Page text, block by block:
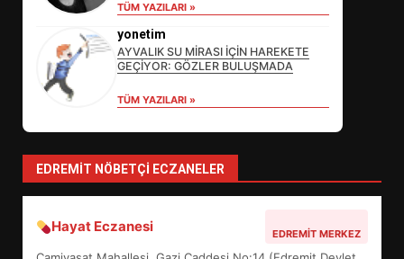
TÜM YAZILARI »
yonetim
AYVALIK SU MİRASI İÇİN HAREKETE
GEÇİYOR: GÖZLER BULUŞMADA
TÜM YAZILARI »
EDREMIT NÖBETÇI ECZANELER
Hayat Eczanesi EDREMIT MERKEZ
SÜRDÜRÜLEBİLİRLİKTE NE
DEĞİŞECEK?
4
BALIKESİR MÜZELERİNDE SÜRE
UZATILDI: NE DEĞİŞTİ?